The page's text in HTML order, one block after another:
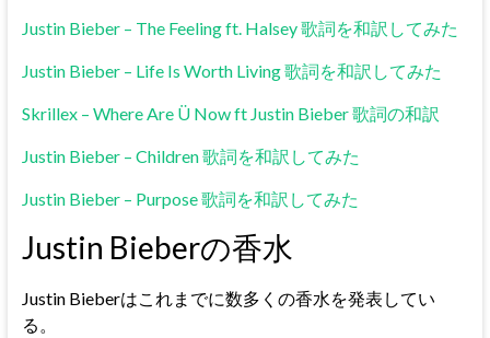
Justin Bieber – The Feeling ft. Halsey 歌詞を和訳してみた
Justin Bieber – Life Is Worth Living 歌詞を和訳してみた
Skrillex – Where Are Ü Now ft Justin Bieber 歌詞の和訳
Justin Bieber – Children 歌詞を和訳してみた
Justin Bieber – Purpose 歌詞を和訳してみた
Justin Bieberの香水
Justin Bieberはこれまでに数多くの香水を発表してい
る。